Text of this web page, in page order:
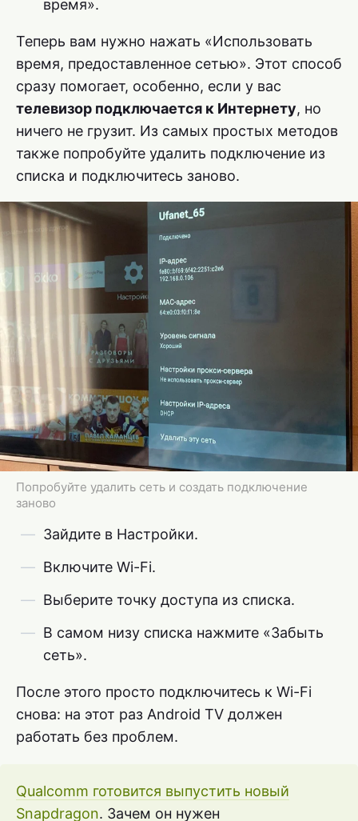
время».
Теперь вам нужно нажать «Использовать
время, предоставленное сетью». Этот способ
сразу помогает, особенно, если у вас
телевизор подключается к Интернету, но
ничего не грузит. Из самых простых методов
также попробуйте удалить подключение из
списка и подключитесь заново.
Попробуйте удалить сеть и создать подключение
заново
Зайдите в Настройки.
Включите Wi-Fi.
Выберите точку доступа из списка.
В самом низу списка нажмите «Забыть
сеть».
После этого просто подключитесь к Wi-Fi
снова: на этот раз Android TV должен
работать без проблем.
Qualcomm готовится выпустить новый
Snapdragon. Зачем он нужен